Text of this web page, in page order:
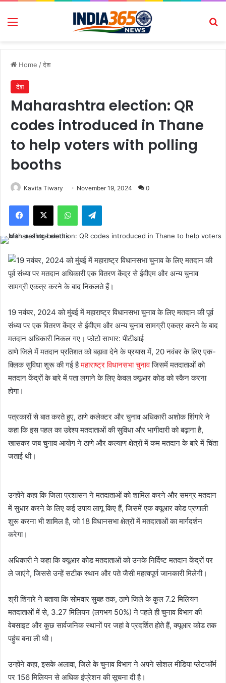
Menu
Home /देश
देश
Maharashtra election: QR
codes introduced in Thane
to help voters with polling
booths
Kavita Tiwary November 19, 2024 0
Facebook
X WhatsAppTelegram
19 नवंबर, 2024 को मुंबई में महाराष्ट्र विधानसभा चुनाव के लिए मतदान की पूर्व
संध्या पर एक वितरण केंद्र से ईवीएम और अन्य चुनाव सामग्री एकत्र करने के बाद
मतदान अधिकारी निकल गए। फोटो साभार: पीटीआई
ठाणे जिले में मतदान प्रतिशत को बढ़ावा देने के प्रयास में, 20 नवंबर के लिए एक-
क्लिक सुविधा शुरू की गई हैमहाराष्ट्र विधानसभा चुनावजिसमें मतदाताओं को
मतदान केंद्रों के बारे में पता लगाने के लिए केवल क्यूआर कोड को स्कैन करना
होगा।
पत्रकारों से बात करते हुए, ठाणे कलेक्टर और चुनाव अधिकारी अशोक शिंगारे ने
कहा कि इस पहल का उद्देश्य मतदाताओं की सुविधा और भागीदारी को बढ़ाना है,
खासकर जब चुनाव आयोग ने ठाणे और कल्याण क्षेत्रों में कम मतदान के बारे में चिंता
जताई थी।
उन्होंने कहा कि जिला प्रशासन ने मतदाताओं को शामिल करने और समग्र मतदान
में सुधार करने के लिए कई उपाय लागू किए हैं, जिसमें एक क्यूआर कोड प्रणाली
शुरू करना भी शामिल है, जो 18 विधानसभा क्षेत्रों में मतदाताओं का मार्गदर्शन
करेगा।
अधिकारी ने कहा कि क्यूआर कोड मतदाताओं को उनके निर्दिष्ट मतदान केंद्रों पर
ले जाएंगे, जिससे उन्हें सटीक स्थान और पते जैसी महत्वपूर्ण जानकारी मिलेगी।
श्री शिंगारे ने बताया कि सोमवार सुबह तक, ठाणे जिले के कुल 7.2 मिलियन
मतदाताओं में से, 3.27 मिलियन (लगभग 50%) ने पहले ही चुनाव विभाग की
वेबसाइट और कुछ सार्वजनिक स्थानों पर जहां वे प्रदर्शित होते हैं, क्यूआर कोड तक
पहुंच बना ली थी।
उन्होंने कहा, इसके अलावा, जिले के चुनाव विभाग ने अपने सोशल मीडिया प्लेटफॉर्म
पर 156 मिलियन से अधिक इंप्रेशन की सूचना दी है।